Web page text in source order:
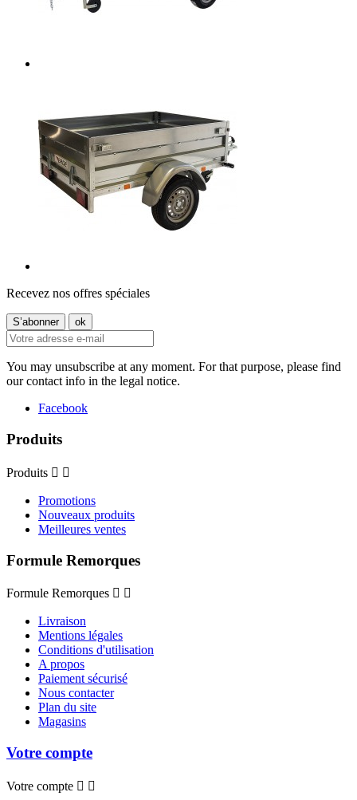
Recevez nos offres spéciales
You may unsubscribe at any moment. For that purpose, please find
our contact info in the legal notice.
Facebook
Produits
Produits  
Promotions
Nouveaux produits
Meilleures ventes
Formule Remorques
Formule Remorques  
Livraison
Mentions légales
Conditions d'utilisation
A propos
Paiement sécurisé
Nous contacter
Plan du site
Magasins
Votre compte
Votre compte  